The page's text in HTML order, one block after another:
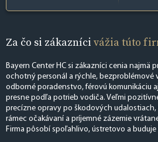
Za čo si zákazníci vážia túto
Bayern Center HC si zákazníci cenia najmä
ochotný personál a rýchle, bezproblémové
odborné poradenstvo, férovú komunikáciu
presne podľa potrieb vodiča. Veľmi
precízne opravy po škodových
rámec očakávaní a príjemné zázemie
Firma pôsobí spoľahlivo, ústretovo a